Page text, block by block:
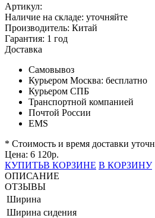
Артикул:
Наличие на складе: уточняйте
Производитель: Китай
Гарантия: 1 год
Доставка
Самовывоз
Курьером Москва: бесплатно
Курьером СПБ
Транспортной компанией
Почтой России
EMS
* Стоимость и время доставки
Цена: 6 120р.
КУПИТЬВ КОРЗИНЕ В КОРЗИНУ
ОПИСАНИЕ
ОТЗЫВЫ
Ширина
Ширина сидения